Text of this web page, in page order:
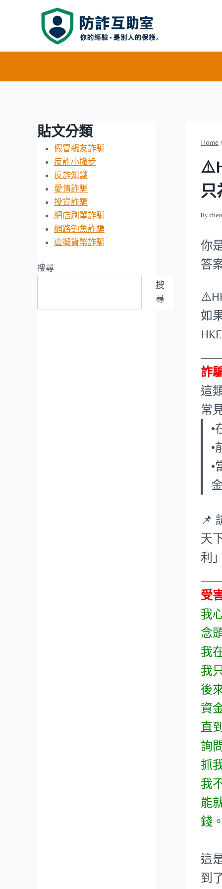
Home
只
By
你
答
如
詐
這
常
•
•
•
📌
天
利
受
我
念
我
我
後
資
直
詢
抓
我
能
錢
這
到
貼文分類
假冒親友詐騙
反詐小撇步
反詐知識
愛情詐騙
投資詐騙
網店刷單詐騙
網路釣魚詐騙
虛擬貨幣詐騙
搜尋
搜
尋